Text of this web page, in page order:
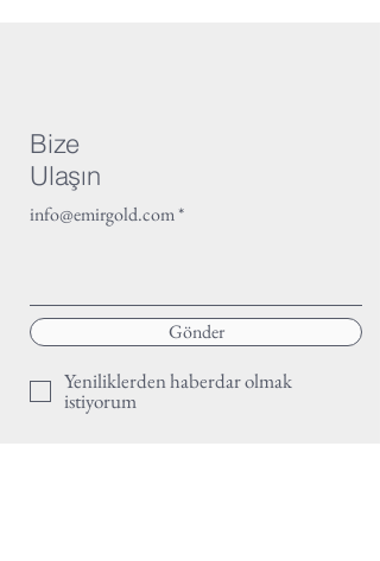
Bize
Ulaşın
info@emirgold.com
Gönder
Yeniliklerden haberdar olmak
istiyorum